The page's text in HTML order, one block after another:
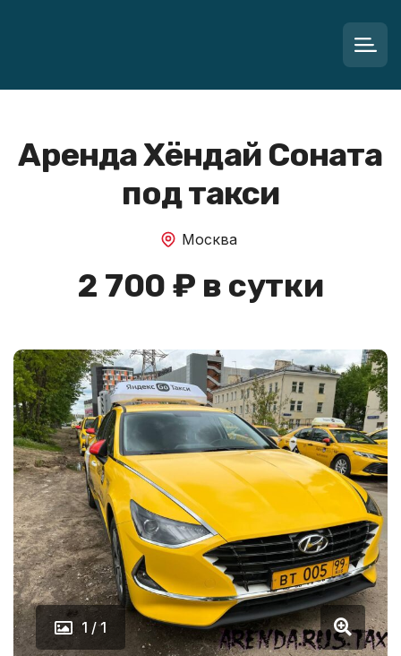
Аренда Хёндай Соната
под такси
Москва
2 700 ₽ в сутки
1 / 1